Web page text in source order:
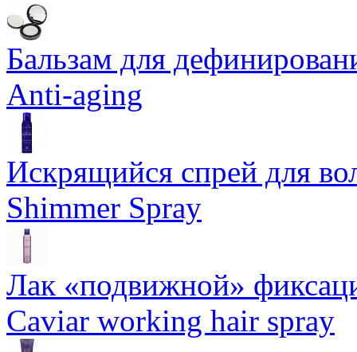
Бальзам для
Anti-aging
Искрящийся спрей для
Shimmer Spray
Лак «подвижной»
Caviar working hair spray